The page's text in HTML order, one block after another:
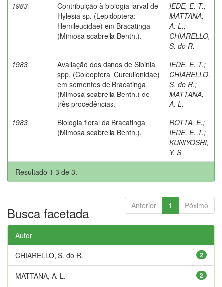
1983
Contribuição à biologia larval de
Hylesia sp. (Lepidoptera:
Hemileucidae) em Bracatinga
(Mimosa scabrella Benth.).
IEDE, E. T.;
MATTANA,
A. L.;
CHIARELLO,
S. do R.
1983
Avaliação dos danos de Sibinia
spp. (Coleoptera: Curculionidae)
em sementes de Bracatinga
(Mimosa scabrella Benth.) de
três procedências.
IEDE, E. T.;
CHIARELLO,
S. do R.;
MATTANA,
A. L.
1983
Biologia floral da Bracatinga
(Mimosa scabrella Benth.).
ROTTA, E.;
IEDE, E. T.;
KUNIYOSHI,
Y. S.
Resultado 1-3 de 3.
Anterior 1 Póximo
Busca facetada
Autor
2
CHIARELLO, S. do R.
2
MATTANA, A. L.